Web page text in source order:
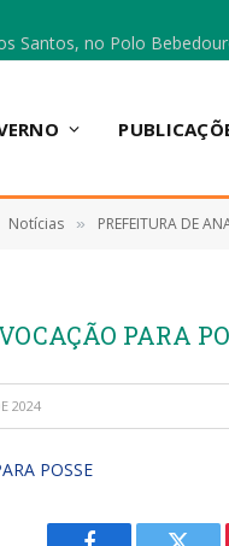
Notícias » PREFEITURA DE
PARA
2024
POSSE